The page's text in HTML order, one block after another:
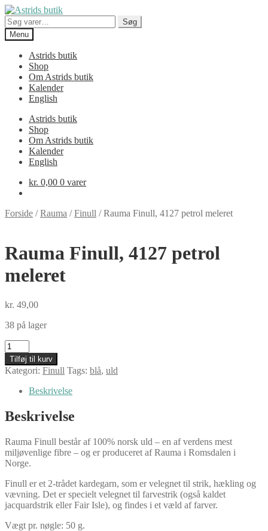
Spring
til
navigation
Spring
til
indhold
Søg
efter:
Søg
Menu
Astrids butik
Shop
Om Astrids butik
Kalender
English
Astrids butik
Shop
Om Astrids butik
Kalender
English
kr. 0,00 0 varer
Forside /Rauma /Finull /Rauma Finull, 4127 petrol meleret
Rauma Finull, 4127 petrol
meleret
kr. 49,00
38 på lager
Rauma
Finull,
4127
petrol
meleret
Tilføj til kurv
Kategori: Finull Tags: blå, uld
Beskrivelse
Beskrivelse
Rauma Finull består af 100% norsk uld – en af verdens mest
miljøvenlige fibre – og er produceret af Rauma i Romsdalen i
Norge.
Finull er et 2-trådet kardegarn, som er velegnet til strik, hækling og
vævning. Det er specielt velegnet til farvestrik (også kaldet
jacquardstrik eller Fair Isle), og findes i et væld af farver.
Vægt pr. nøgle: 50 g.